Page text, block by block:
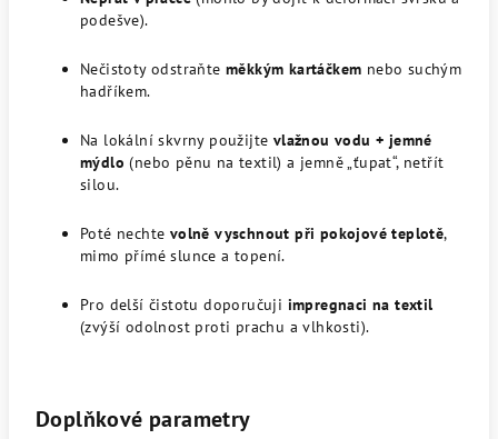
podešve).
Nečistoty odstraňte měkkým kartáčkem nebo suchým
hadříkem.
Na lokální skvrny použijte vlažnou vodu + jemné
mýdlo (nebo pěnu na textil) a jemně „ťupat“, netřít
silou.
Poté nechte volně vyschnout při pokojové teplotě,
mimo přímé slunce a topení.
Pro delší čistotu doporučuji impregnaci na textil
(zvýší odolnost proti prachu a vlhkosti).
Doplňkové parametry